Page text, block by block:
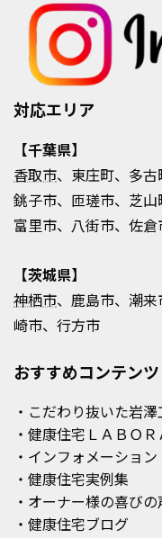
対応エリア
【千葉県】
香取市、東庄町、多古
銚子市、匝瑳市、芝山
富里市、八街市、佐倉
【茨城県】
神栖市、鹿島市、潮
崎市、行方市
おすすめコンテンツ
・こだわり抜いた岩
・健康住宅ＬＡＢＯＲ
・インフォメーション
・健康住宅実例集
・オーナー様の喜びの
・健康住宅ブログ